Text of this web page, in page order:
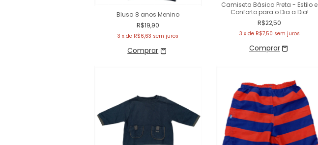
Blusa 8 anos Menino
R$19,90
3 x de R$6,63 sem juros
Camiseta Básica Preta - Estilo e
Conforto para o Dia a Dia!
R$22,50
3 x de R$7,50 sem juros